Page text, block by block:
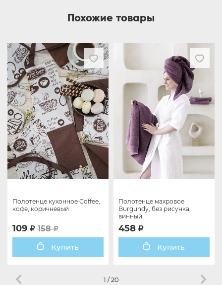
Похожие товары
Полотенце кухонное Coffee,
кофе, коричневый
109
158
Купить
Полотенце махровое
Burgundy, без рисунка,
винный
458
Купить
1 /20